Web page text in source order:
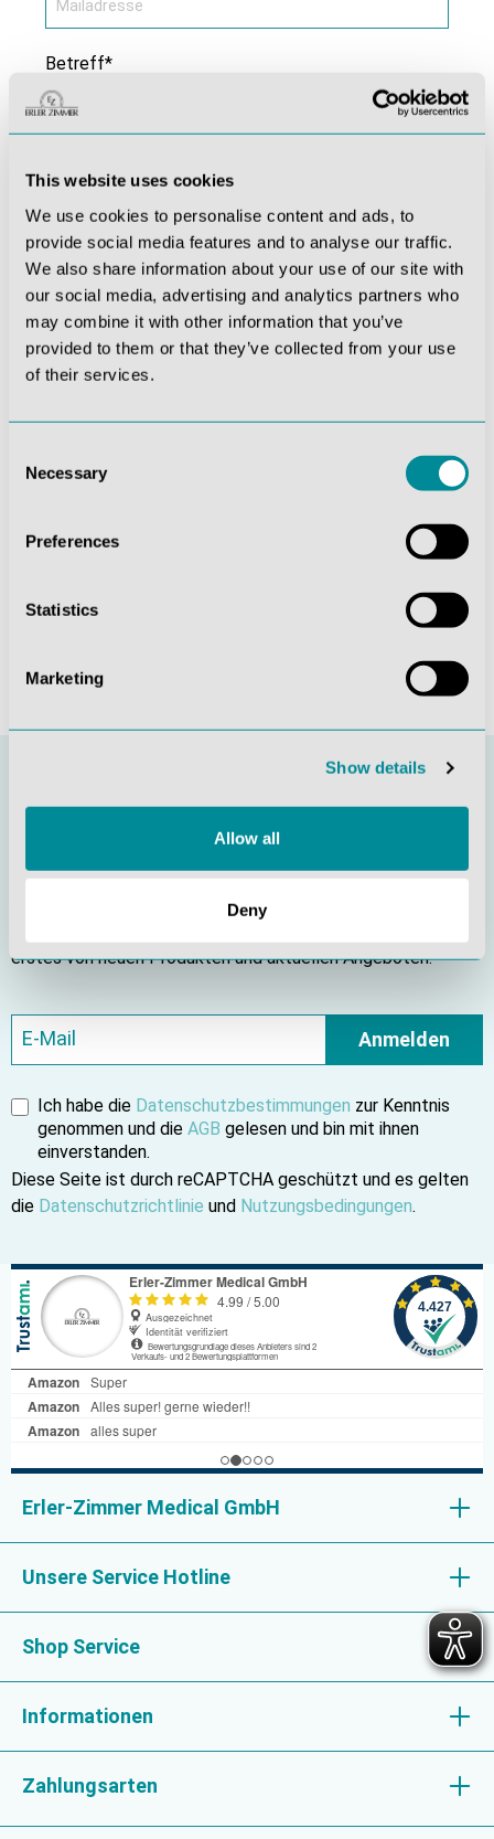
This website uses cookies
We use cookies to personalise content and ads, to
provide social media features and to analyse our traffic.
We also share information about your use of our site with
our social media, advertising and analytics partners who
may combine it with other information that you’ve
provided to them or that they’ve collected from your use
of their services.
Selection
Necessary
Preferences
Statistics
Marketing
Show details
Allow all
Deny
Betreff*
Die mit einem Stern (*) markierten Felder sind
Nutzungsbedingungen
Ich habe die
gelesen und bin mit
Absenden
Bleiben Sie informiert
erstes von neuen Produkten und aktuellen Angeboten.
Anmelden
Ich habe die Datenschutzbestimmungen zur Kenntnis
genommen und die AGB gelesen und bin mit ihnen
einverstanden.
Diese Seite ist durch reCAPTCHA geschützt und es gelten
die Datenschutzrichtlinie und Nutzungsbedingungen.
Erler-Zimmer Medical GmbH
Unsere Service Hotline
Shop Service
Informationen
Zahlungsarten